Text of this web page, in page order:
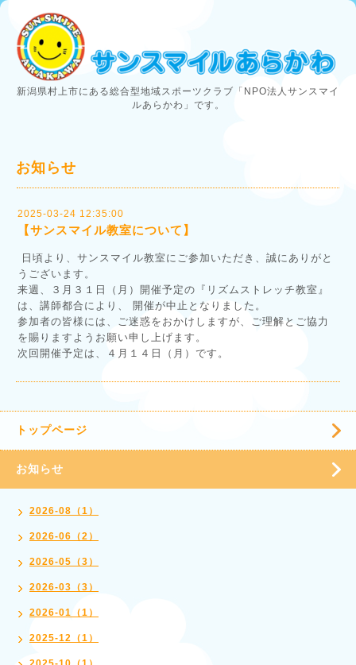
新潟県村上市にある総合型地域スポーツクラブ「NPO法人サンスマイ
ルあらかわ」です。
お知らせ
2025-03-24 12:35:00
【サンスマイル教室について】
日頃より、サンスマイル教室にご参加いただき、誠にありがと
うございます。
来週、３月３１日（月）開催予定の『リズムストレッチ教室』
は、講師都合により、 開催が中止となりました。
参加者の皆様には、ご迷惑をおかけしますが、ご理解とご協力
を賜りますようお願い申し上げます。
次回開催予定は、４月１４日（月）です。
トップページ
お知らせ
2026-08（1）
2026-06（2）
2026-05（3）
2026-03（3）
2026-01（1）
2025-12（1）